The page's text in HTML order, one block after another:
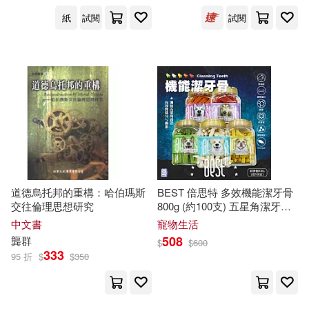
羅國傑(2) 羅德．文森(2)
羅蘭．利伯沙–布拉赫特(2)
美國植物畫藝術家協會(2)
聞思敏(2) 胡大平(2)
胡田庚(2)
艾伯特．費爾普斯．格雷夫斯(2)
暨南大學出版社(4)
東方出版中心(4)
東華大學出版社(4)
江西人民出版社(4)
江西高校出版社(4)
燕山大學出版社(4)
紙
試閱
試閱
道德烏托邦的重構：哈伯瑪斯
交往倫理思想研究
中文書
龔群
95 折 $333 $350
BEST 倍思特 多效機能潔牙骨
800g (約100支) 五星角潔牙骨
狗零食 清除牙齒汙垢 - 牛肉
+牛磺酸
寵物生活
$508 $600